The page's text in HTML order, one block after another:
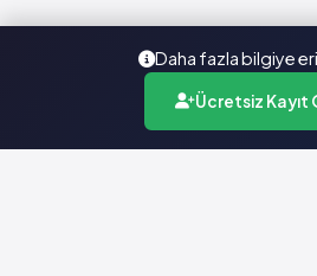
Daha fazla bilgiye
Ücretsiz Kayıt